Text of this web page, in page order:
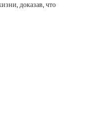
доказав, что